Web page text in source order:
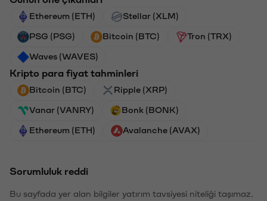
Ethereum (ETH) Stellar (XLM)
PSG (PSG) Bitcoin (BTC) Tron (TRX)
Waves (WAVES)
Kripto para fiyat tahminleri
Bitcoin (BTC) Ripple (XRP)
Vanar (VANRY) Bonk (BONK)
Ethereum (ETH) Avalanche (AVAX)
Sorumluluk reddi
Bu sayfada yer alan bilgiler yatırım tavsiyesi niteliği taşımaz.